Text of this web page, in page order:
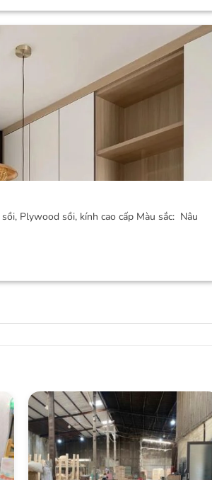
Plywood sồi, kính cao cấp Màu sắc: Nâu